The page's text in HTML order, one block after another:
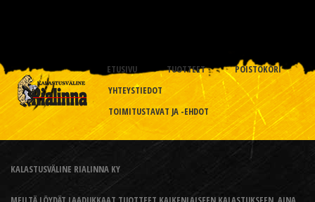
ETUSIVU TUOTTEET
POISTOKORI
YHTEYSTIEDOT
TOIMITUSTAVAT JA -EHDOT
KALASTUSVÄLINE RIALINNA KY